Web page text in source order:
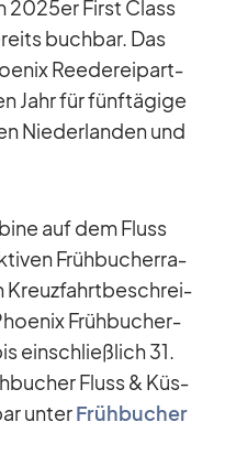
2025er First Class
buch­bar. Das
Ree­de­rei­part­
Jahr für fünf­tä­gige
Nie­der­lan­den und
auf dem Fluss
Früh­bu­cher­ra­
Kreuz­fahrt­be­schrei­
Früh­bu­cher­
ein­schließ­lich 31.
Fluss & Küs­
un­terFrüh­bu­cher